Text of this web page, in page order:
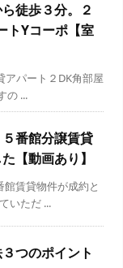
徒歩３分。２
トYコーポ【室
アパート２DK角部屋
の ...
番館分譲賃貸
【動画あり】
賃貸物件が成約と
いただ ...
つのポイント